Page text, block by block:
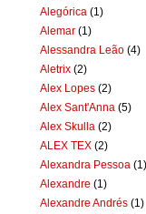
Alegórica (1)
Alemar (1)
Alessandra Leão (4)
Aletrix (2)
Alex Lopes (2)
Alex Sant'Anna (5)
Alex Skulla (2)
ALEX TEX (2)
Alexandra Pessoa (1)
Alexandre (1)
Alexandre Andrés (1)